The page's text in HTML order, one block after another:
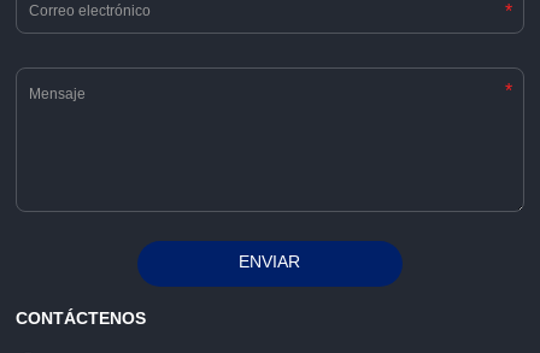
*
*
ENVIAR
CONTÁCTENOS